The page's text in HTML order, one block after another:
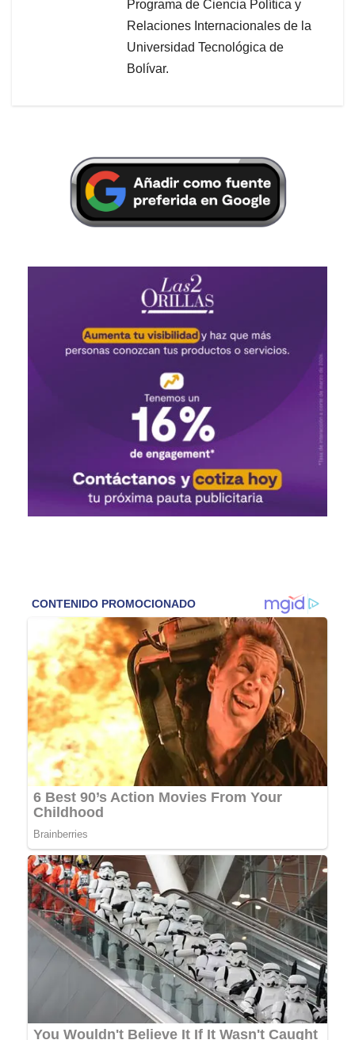
Programa de Ciencia Política y
Relaciones Internacionales de la
Universidad Tecnológica de
Bolívar.